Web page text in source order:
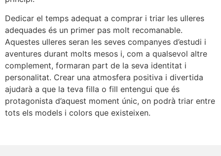
Dedicar el temps adequat a comprar i triar les ulleres
adequades és un primer pas molt recomanable.
Aquestes ulleres seran les seves companyes d’estudi i
aventures durant molts mesos i, com a qualsevol altre
complement, formaran part de la seva identitat i
personalitat. Crear una atmosfera positiva i divertida
ajudarà a que la teva filla o fill entengui que és
protagonista d’aquest moment únic, on podrà triar entre
tots els models i colors que existeixen.